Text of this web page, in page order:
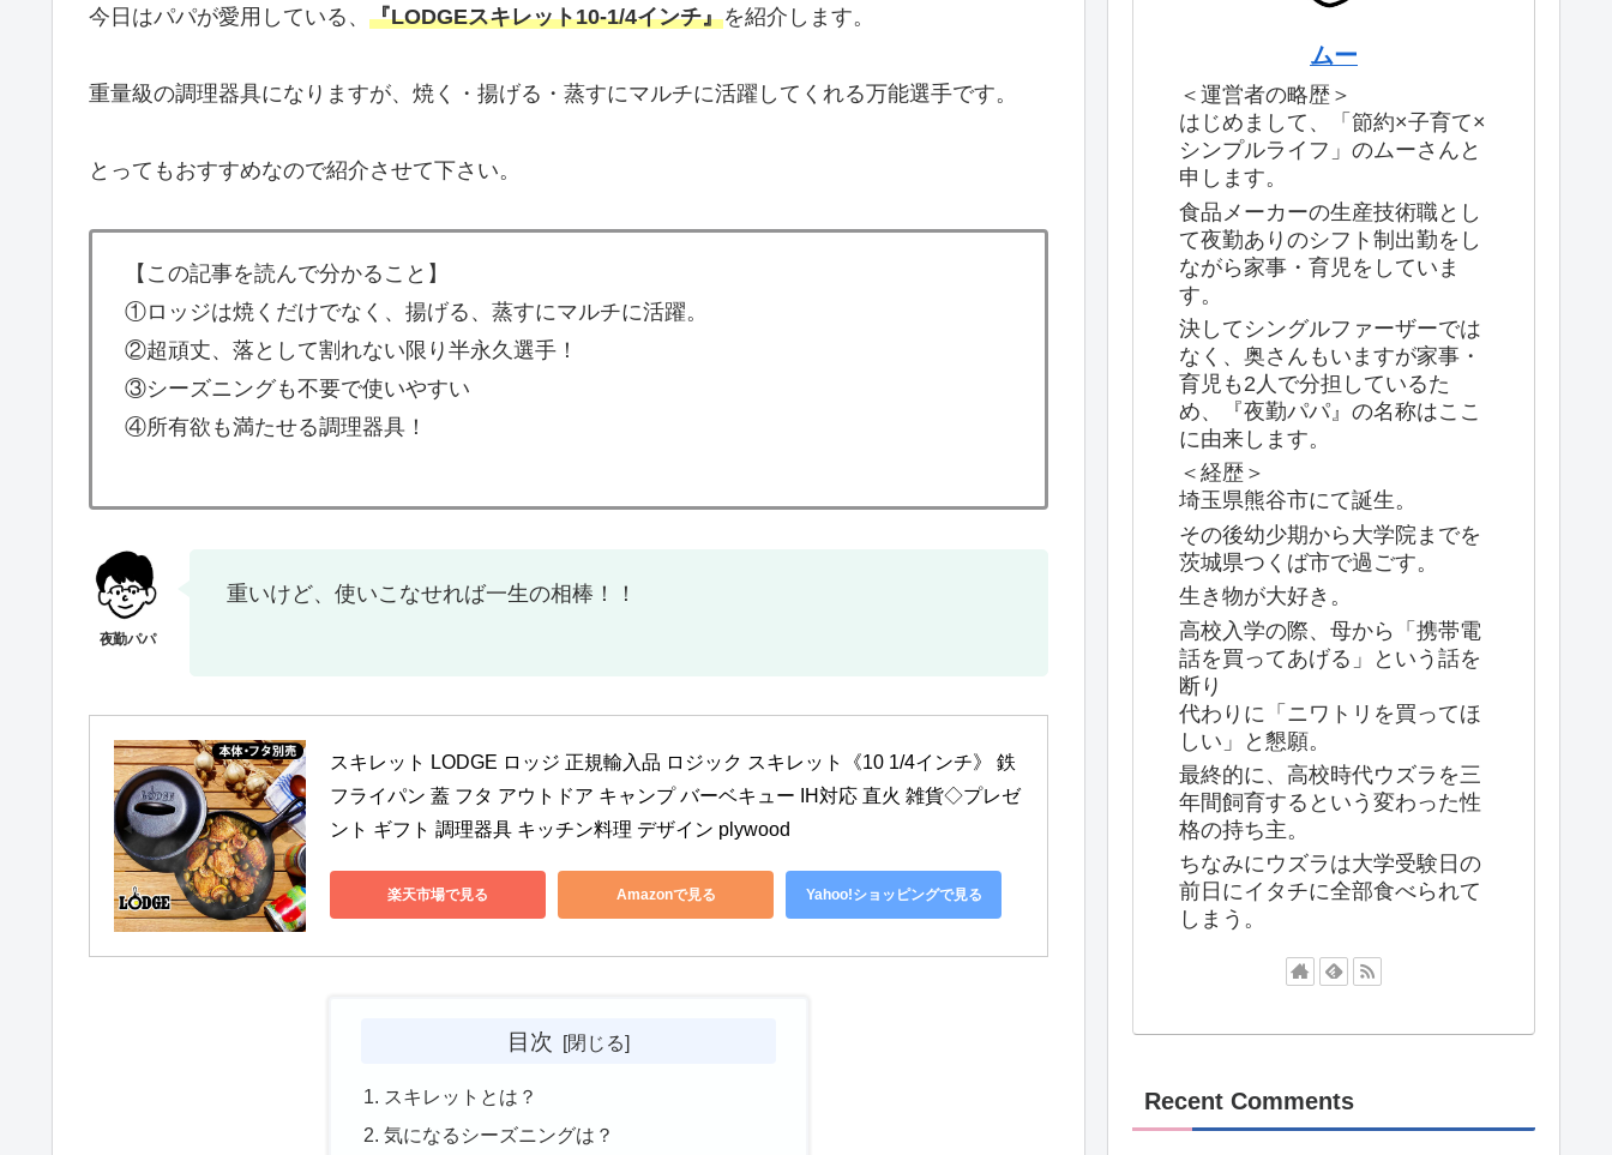
今日はパパが愛用している、 『LODGEスキレット10-1/4インチ』を紹介します。
重量級の調理器具になりますが、焼く・揚げる・蒸すにマルチに活躍してくれる万能選手です。
とってもおすすめなので紹介させて下さい。
【この記事を読んで分かること】
①ロッジは焼くだけでなく、揚げる、蒸すにマルチに活躍。
②超頑丈、落として割れない限り半永久選手！
③シーズニングも不要で使いやすい
④所有欲も満たせる調理器具！
重いけど、使いこなせれば一生の相棒！！
スキレット LODGE ロッジ 正規輸入品 ロジック スキレット《10 1/4インチ》 鉄
フライパン 蓋 フタ アウトドア キャンプ バーベキュー IH対応 直火 雑貨◇プレゼ
ント ギフト 調理器具 キッチン料理 デザイン plywood
楽天市場で見る Amazonで見る Yahoo!ショッピングで見る
目次
スキレットとは？
気になるシーズニングは？
ムー
＜運営者の略歴＞
はじめまして、「節約×子育て×
シンプルライフ」のムーさんと
申します。
食品メーカーの生産技術職とし
て夜勤ありのシフト制出勤をし
ながら家事・育児をしていま
す。
決してシングルファーザーでは
なく、奥さんもいますが家事・
育児も2人で分担しているた
め、『夜勤パパ』の名称はここ
に由来します。
＜経歴＞
埼玉県熊谷市にて誕生。
その後幼少期から大学院までを
茨城県つくば市で過ごす。
生き物が大好き。
高校入学の際、母から「携帯電
話を買ってあげる」という話を
断り
代わりに「ニワトリを買ってほ
しい」と懇願。
最終的に、高校時代ウズラを三
年間飼育するという変わった性
格の持ち主。
ちなみにウズラは大学受験日の
前日にイタチに全部食べられて
しまう。
Recent Comments